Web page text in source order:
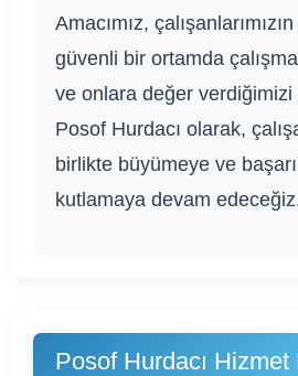
Amacımız,
güvenli bir ortamda
ve onlara değer verdiğimizi
Posof Hurdacı olarak,
birlikte büyümeye ve
kutlamaya devam
Posof Hurdacı